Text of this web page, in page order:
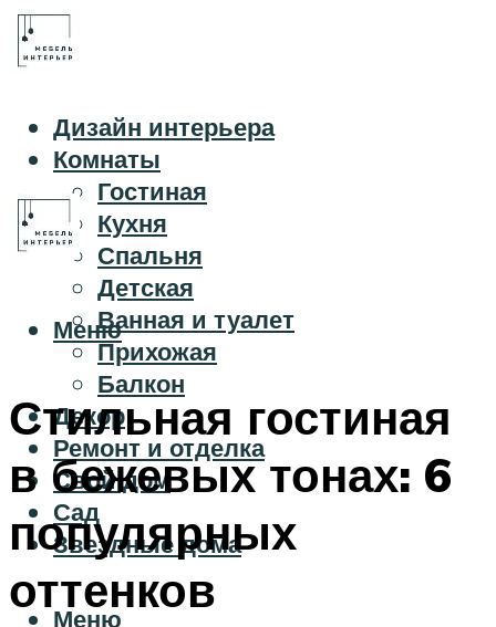
Дизайн интерьера
Комнаты
Гостиная
Кухня
Спальня
Детская
Ванная и туалет
Прихожая
Балкон
Декор
Ремонт и отделка
Свой дом
Сад
Звездные дома
Меню
Меню
Стильная гостиная
в бежевых тонах: 6
популярных
оттенков